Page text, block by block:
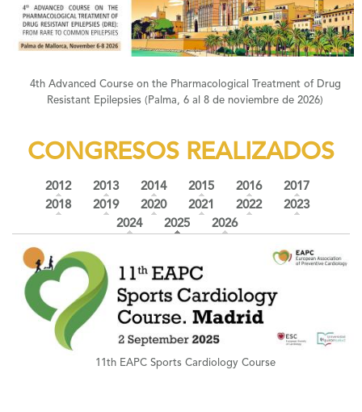
+
4th Advanced Course on the Pharmacological Treatment of Drug
Resistant Epilepsies (Palma, 6 al 8 de noviembre de 2026)
CONGRESOS REALIZADOS
2012 2013 2014 2015 2016
2017
2018
2019 2020 2021 2022
2023
2024
2025 (solapa activa)
2026
+
11th EAPC Sports Cardiology Course